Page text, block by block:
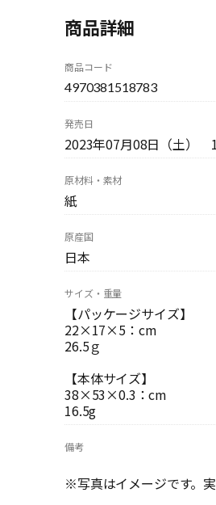
商品詳細
商品コード
4970381518783
発売日
2023年07月08日（土）
原材料・素材
紙
原産国
日本
サイズ・重量
【パッケージサイズ】
22×17×5：cm
26.5ｇ
【本体サイズ】
38×53×0.3：cm
16.5g
備考
※写真はイメージです。